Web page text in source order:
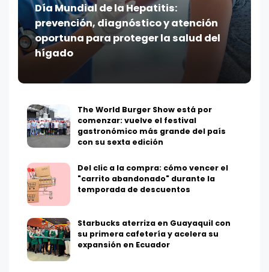
Día Mundial de la Hepatitis:
prevención, diagnóstico y atención
oportuna para proteger la salud del
hígado
The World Burger Show está por
comenzar: vuelve el festival
gastronómico más grande del país
con su sexta edición
Del clic a la compra: cómo vencer el
"carrito abandonado" durante la
temporada de descuentos
Starbucks aterriza en Guayaquil con
su primera cafetería y acelera su
expansión en Ecuador